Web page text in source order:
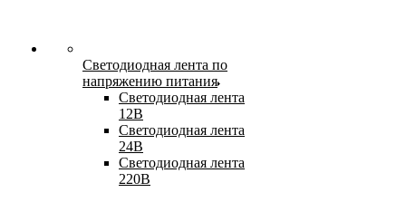
Светодиодная лента по
напряжению питания
Светодиодная лента
12В
Светодиодная лента
24В
Светодиодная лента
220В